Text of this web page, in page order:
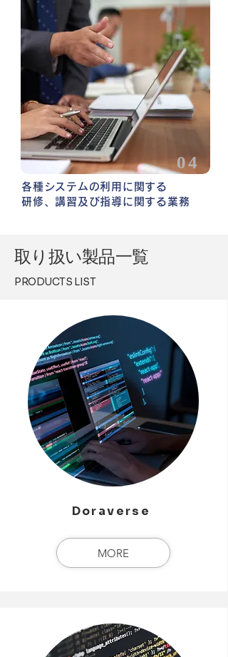
04
各種システムの利用に関する
研修、講習及び指導に関する業務
​取り扱い製品一覧
PRODUCTS LIST
Doraverse
MORE